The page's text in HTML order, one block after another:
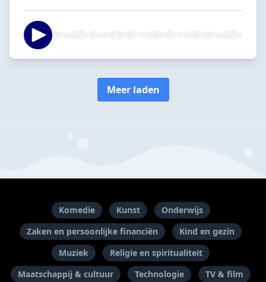
Meer laden
Komedie Kunst
Onderwijs
Zaken en persoonlijke financiën
Kind en gezin
Muziek
Religie en spiritualiteit
Maatschappij & cultuur
Technologie
TV & film